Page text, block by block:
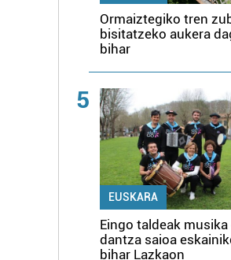
Ormaiztegiko tren
bisitatzeko aukera
bihar
5
EUSKARA
Eingo taldeak musika
dantza saioa
bihar Lazkaon